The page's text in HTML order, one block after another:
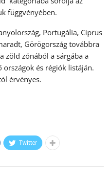
függvényében.
Portugália, Ciprus
Görögország továbbra
zöld zónából a sárgába a
és régiók listáján.
érvényes.
Twitter